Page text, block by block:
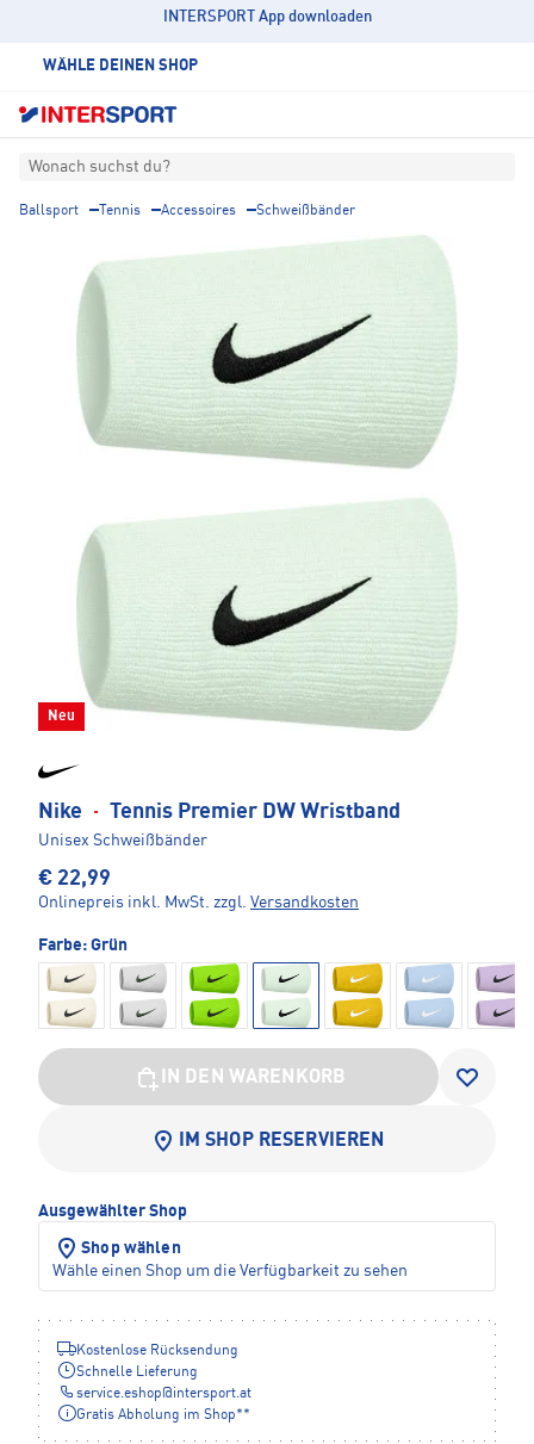
INTERSPORT App downloaden
WÄHLE DEINEN SHOP
Wonach suchst du?
Ballsport Tennis Accessoires Schweißbänder
Neu
Nike · Tennis Premier DW Wristband
Unisex Schweißbänder
€ 22,99
Onlinepreis inkl. MwSt. zzgl. Versandkosten
Farbe: Grün
IN DEN WARENKORB
IM SHOP RESERVIEREN
Ausgewählter Shop
Shop wählen
Wähle einen Shop um die Verfügbarkeit zu sehen
Kostenlose Rücksendung
Schnelle Lieferung
service.eshop@ intersport.at
Gratis Abholung im Shop**